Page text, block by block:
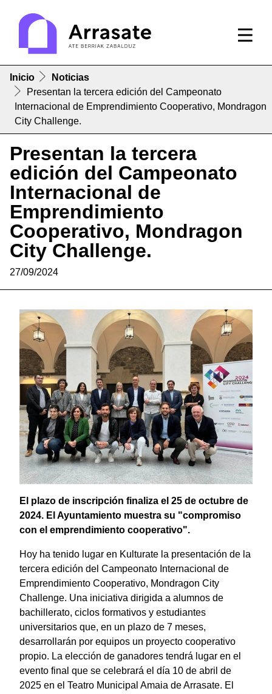
Inicio
Noticias
Presentan la tercera edición del Campeonato
Internacional de Emprendimiento Cooperativo, Mondragon
City Challenge.
Presentan la tercera
edición del Campeonato
Internacional de
Emprendimiento
Cooperativo, Mondragon
City Challenge.
27/09/2024
El plazo de inscripción finaliza el 25 de octubre de
2024. El Ayuntamiento muestra su "compromiso
con el emprendimiento cooperativo".
Hoy ha tenido lugar en Kulturate la presentación de la
tercera edición del Campeonato Internacional de
Emprendimiento Cooperativo, Mondragon City
Challenge. Una iniciativa dirigida a alumnos de
bachillerato, ciclos formativos y estudiantes
universitarios que, en un plazo de 7 meses,
desarrollarán por equipos un proyecto cooperativo
propio. La elección de ganadores tendrá lugar en el
evento final que se celebrará el día 10 de abril de
2025 en el Teatro Municipal Amaia de Arrasate. El